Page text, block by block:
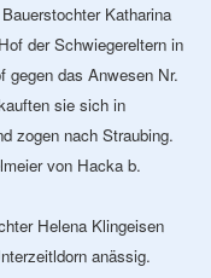
Katharina
der Schwiegereltern in
gegen das Anwesen Nr.
sie sich in
zogen nach Straubing.
von Hacka b.
Helena Klingeisen
anässig.